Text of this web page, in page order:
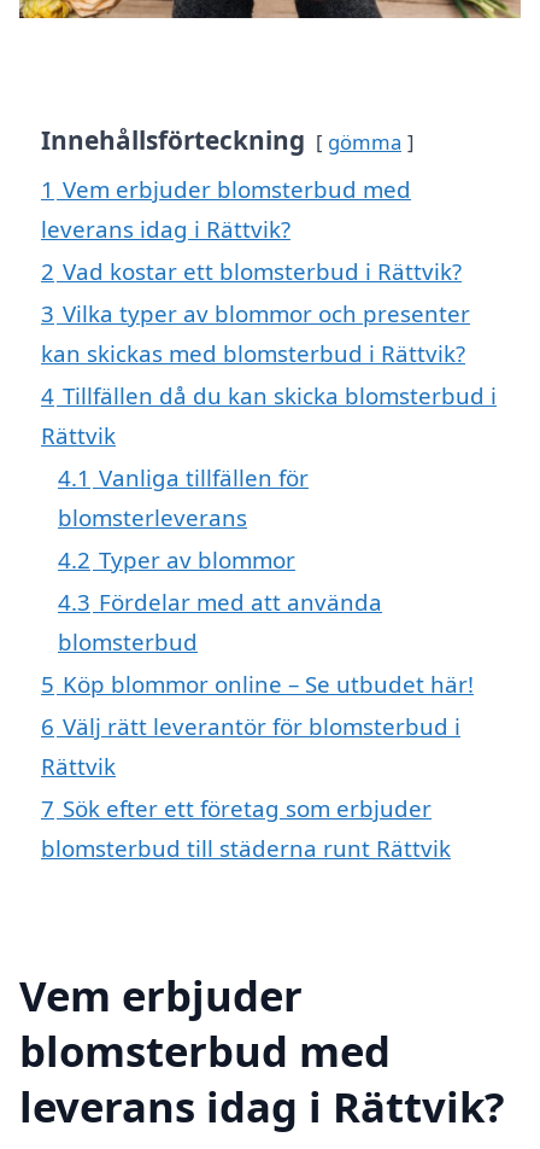
Innehållsförteckning gömma
1 Vem erbjuder blomsterbud med
leverans idag i Rättvik?
2 Vad kostar ett blomsterbud i Rättvik?
3 Vilka typer av blommor och presenter
kan skickas med blomsterbud i Rättvik?
4 Tillfällen då du kan skicka blomsterbud i
Rättvik
4.1 Vanliga tillfällen för
blomsterleverans
4.2 Typer av blommor
4.3 Fördelar med att använda
blomsterbud
5 Köp blommor online – Se utbudet här!
6 Välj rätt leverantör för blomsterbud i
Rättvik
7 Sök efter ett företag som erbjuder
blomsterbud till städerna runt Rättvik
Vem erbjuder
blomsterbud med
leverans idag i Rättvik?